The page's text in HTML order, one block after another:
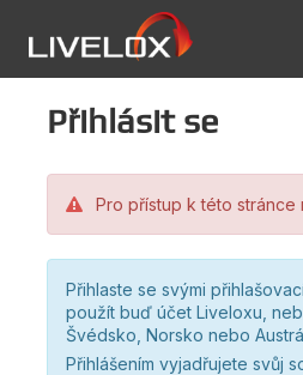
Přihlásit se
Pro přístup k této stránce
Přihlaste se svými
použít buď účet Liveloxu,
Švédsko, Norsko nebo
Přihlášením vyjadřujete svůj